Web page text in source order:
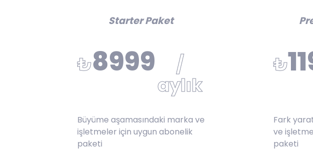
Starter Paket
₺8999
/
aylık
Büyüme aşamasındaki marka ve
işletmeler için uygun abonelik
paketi
₺
Fark
ve
paketi